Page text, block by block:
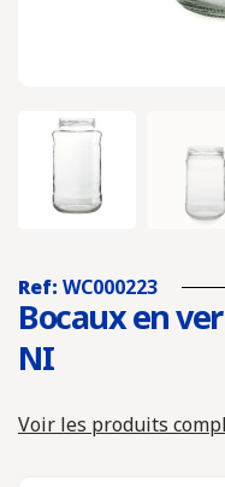
Ref: WC000223
Bocaux en
NI
Voir les produits